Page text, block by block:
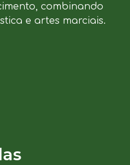
combinando
e artes marciais.